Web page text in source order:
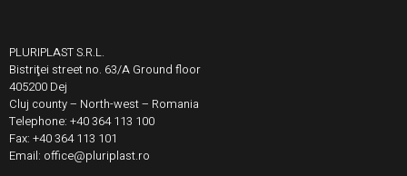
PLURIPLAST S.R.L.
Bistriţei street no. 63/A Ground floor
405200 Dej
Cluj county – North-west – Romania
Telephone: +40 364 113 100
Fax: +40 364 113 101
Email: office@pluriplast.ro